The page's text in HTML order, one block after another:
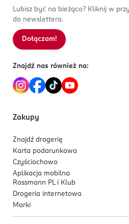
Spraw swojemu kotu
że każdy posiłek będzie
Przechowywać w temperaturze
PRODUCENT/PODMIOT
Nestlé Polska Spółka Akcyjna
Domaniewska 32
Warszawa
PL-Polska
Kod EAN
7 613037 552768
1
Sortowanie wg
Lubisz być na bieżąco? Kliknij w
do newslettera.
Dołączam!
Znajdź nas również na:
Zakupy
Znajdź drogerię
Karta podarunkowa
Czyściochowo
Aplikacja mobilna
Rossmann PL i Klub
Drogeria internetowa
Marki